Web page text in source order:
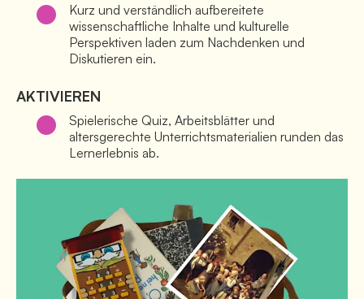
Kurz und verständlich aufbereitete
wissenschaftliche Inhalte und kulturelle
Perspektiven laden zum Nachdenken und
Diskutieren ein.
AKTIVIEREN
Spielerische Quiz, Arbeitsblätter und
altersgerechte Unterrichtsmaterialien runden das
Lernerlebnis ab.